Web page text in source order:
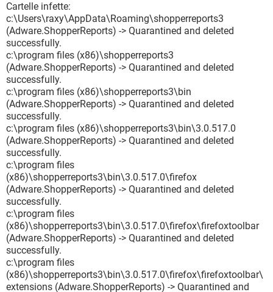
Cartelle infette:
c:\Users\raxy\AppData\Roaming\shopperreports3
(Adware.ShopperReports) -> Quarantined and deleted
successfully.
c:\program files (x86)\shopperreports3
(Adware.ShopperReports) -> Quarantined and deleted
successfully.
c:\program files (x86)\shopperreports3\bin
(Adware.ShopperReports) -> Quarantined and deleted
successfully.
c:\program files (x86)\shopperreports3\bin\3.0.517.0
(Adware.ShopperReports) -> Quarantined and deleted
successfully.
c:\program files
(x86)\shopperreports3\bin\3.0.517.0\firefox
(Adware.ShopperReports) -> Quarantined and deleted
successfully.
c:\program files
(x86)\shopperreports3\bin\3.0.517.0\firefox\firefoxtoolbar
(Adware.ShopperReports) -> Quarantined and deleted
successfully.
c:\program files
(x86)\shopperreports3\bin\3.0.517.0\firefox\firefoxtoolbar\
extensions (Adware.ShopperReports) -> Quarantined and